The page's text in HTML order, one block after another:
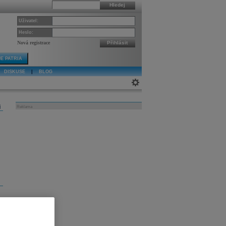
Hledej
Uživatel:
Heslo:
Nová registrace Přihlásit
PATRIA
DISKUSE BLOG
Reklama